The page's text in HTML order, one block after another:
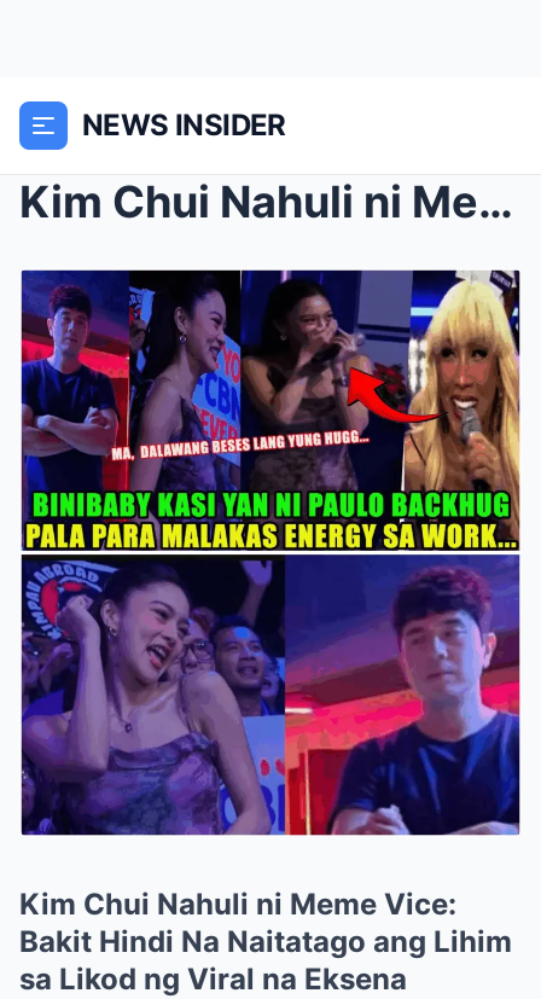
NEWS INSIDER
Kim Chui Nahuli ni Meme Vice: Bakit Hindi Na Naita...
Kim Chui Nahuli ni Meme Vice:
Bakit Hindi Na Naitatago ang Lihim
sa Likod ng Viral na Eksena